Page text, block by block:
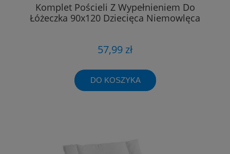
Komplet Pościeli Z Wypełnieniem Do
Łóżeczka 90x120 Dziecięca Niemowlęca
57,99 zł
DO KOSZYKA